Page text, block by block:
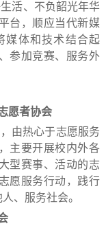
活、不负韶光年华
台，顺应当代新媒
媒体和技术结合起
参加竞赛、服务外
愿者协会
由热心于志愿服务
主要开展校内外各
型赛事、活动的志
愿服务行动，践行
、服务社会。